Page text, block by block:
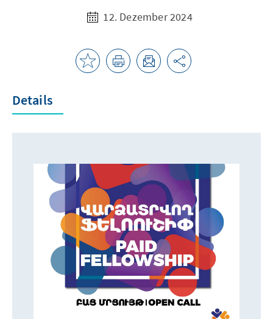
12. Dezember 2024
Details